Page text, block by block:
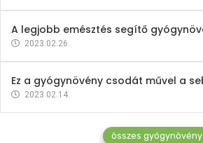
A legjobb emésztés segítő
2023.02.26.
Ez a gyógynövény csodát művel a
2023.02.14.
összes gyógynövény
Vitaminok